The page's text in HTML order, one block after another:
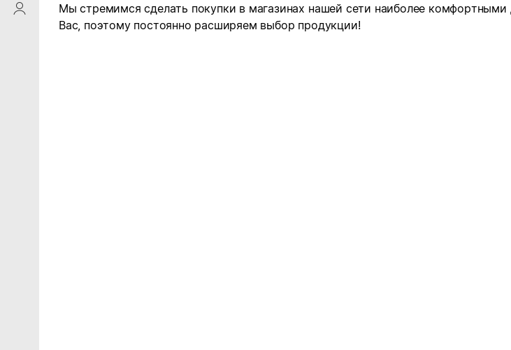
ProfileSaby
Мы стремимся сделать покупки в магазинах нашей сети наиболее комфортными
Вас, поэтому постоянно расширяем выбор продукции!